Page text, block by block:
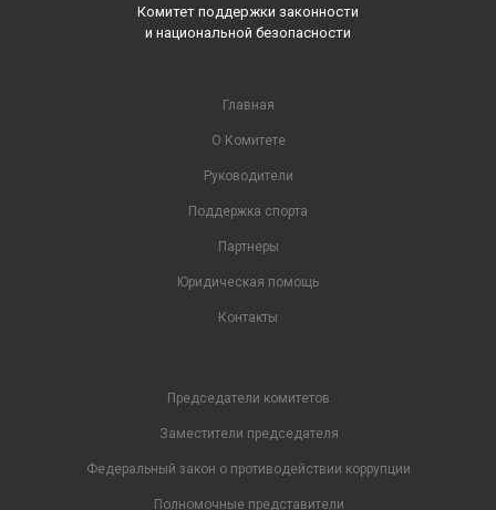
Комитет поддержки законности
и национальной безопасности
Главная
О Комитете
Руководители
Поддержка спорта
Партнеры
Юридическая помощь
Контакты
Председатели комитетов
Заместители председателя
Федеральный закон о противодействии коррупции
Полномочные представители